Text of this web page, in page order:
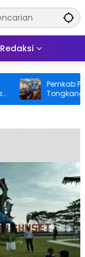
Redaksi
Pemkab
Tongkang dan
Segera Diangkat,